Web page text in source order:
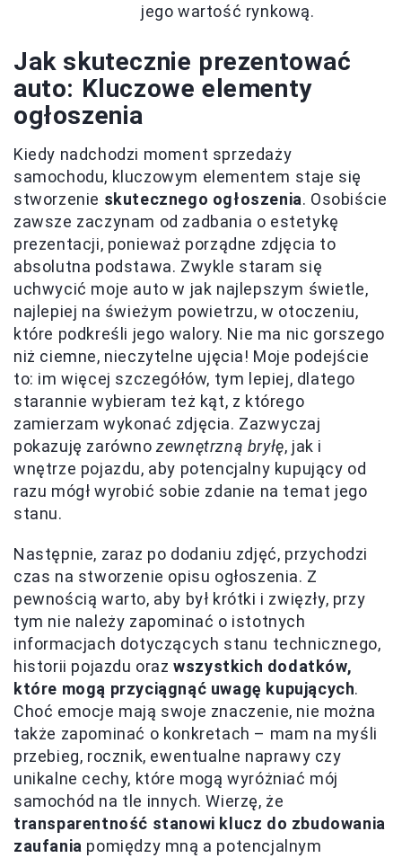
jego wartość rynkową.
Jak skutecznie prezentować
auto: Kluczowe elementy
ogłoszenia
Kiedy nadchodzi moment sprzedaży
samochodu, kluczowym elementem staje się
stworzenie skutecznego ogłoszenia. Osobiście
zawsze zaczynam od zadbania o estetykę
prezentacji, ponieważ porządne zdjęcia to
absolutna podstawa. Zwykle staram się
uchwycić moje auto w jak najlepszym świetle,
najlepiej na świeżym powietrzu, w otoczeniu,
które podkreśli jego walory. Nie ma nic gorszego
niż ciemne, nieczytelne ujęcia! Moje podejście
to: im więcej szczegółów, tym lepiej, dlatego
starannie wybieram też kąt, z którego
zamierzam wykonać zdjęcia. Zazwyczaj
pokazuję zarównozewnętrzną bryłę, jak i
wnętrze pojazdu, aby potencjalny kupujący od
razu mógł wyrobić sobie zdanie na temat jego
stanu.
Następnie, zaraz po dodaniu zdjęć, przychodzi
czas na stworzenie opisu ogłoszenia. Z
pewnością warto, aby był krótki i zwięzły, przy
tym nie należy zapominać o istotnych
informacjach dotyczących stanu technicznego,
historii pojazdu orazwszystkich dodatków,
które mogą przyciągnąć uwagę kupujących.
Choć emocje mają swoje znaczenie, nie można
także zapominać o konkretach – mam na myśli
przebieg, rocznik, ewentualne naprawy czy
unikalne cechy, które mogą wyróżniać mój
samochód na tle innych. Wierzę, że
transparentność stanowi klucz do zbudowania
zaufania pomiędzy mną a potencjalnym